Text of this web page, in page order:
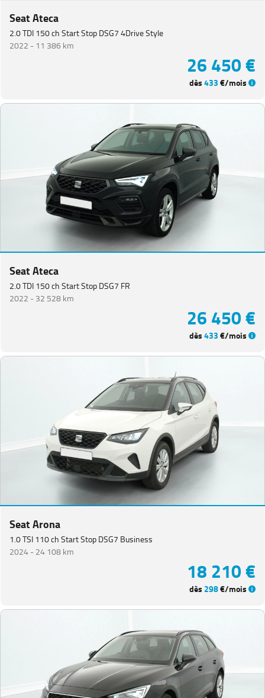
Seat Ateca
2.0 TDI 150 ch Start Stop DSG7 4Drive Style
2022 - 11 386 km
26 450 €
dès433€/mois
Seat Ateca
2.0 TDI 150 ch Start Stop DSG7 FR
2022 -32 528 km
26 450 €
dès433€/mois
Seat Arona
1.0 TSI 110 ch Start Stop DSG7 Business
2024 -24 108 km
18 210 €
dès 298€/mois